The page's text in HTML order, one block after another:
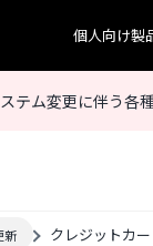
個人向け製
テム変更に伴う各
新 クレジットカ